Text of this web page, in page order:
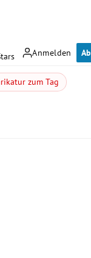
Anmelden
zum Tag